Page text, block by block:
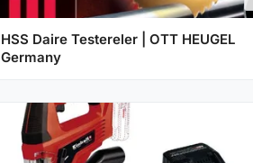
HSS Daire Testereler | OTT HEUGEL
Germany